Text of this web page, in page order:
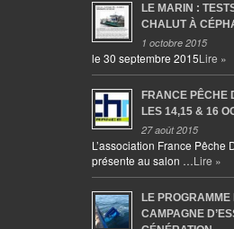
LE MARIN :
CHALUT À
1 octobre 2015
le 30 septembre 2015Lire »
FRANCE PÊCHE
LES 14,15 & 16
27 août 2015
L’association France
présente au salon …Lire »
LE PROGRAMME
CAMPAGNE